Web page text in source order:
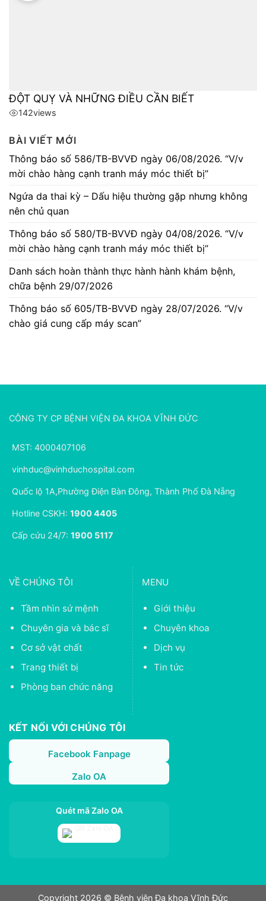
ĐỘT QUỴ VÀ NHỮNG ĐIỀU CẦN BIẾT
142views
BÀI VIẾT MỚI
Thông báo số 586/TB-BVVĐ ngày 06/08/2026. “V/v
mời chào hàng cạnh tranh máy móc thiết bị”
Ngứa da thai kỳ – Dấu hiệu thường gặp nhưng không
nên chủ quan
Thông báo số 580/TB-BVVĐ ngày 04/08/2026. “V/v
mời chào hàng cạnh tranh máy móc thiết bị”
Danh sách hoàn thành thực hành hành khám bệnh,
chữa bệnh 29/07/2026
Thông báo số 605/TB-BVVĐ ngày 28/07/2026. “V/v
chào giá cung cấp máy scan”
CÔNG TY CP BỆNH VIỆN ĐA KHOA VĨNH ĐỨC
MST: 4000407106
vinhduc@vinhduchospital.com
Quốc lộ 1A,Phường Điện Bàn Đông, Thành Phố Đà Nẵng
Hotline CSKH: 1900 4405
Cấp cứu 24/7: 1900 5117
VỀ CHÚNG TÔI
Tầm nhìn sứ mệnh
Chuyên gia và bác sĩ
Cơ sở vật chất
Trang thiết bị
Phòng ban chức năng
MENU
Giới thiệu
Chuyên khoa
Dịch vụ
Tin tức
KẾT NỐI VỚI CHÚNG TÔI
Facebook Fanpage
Zalo OA
Quét mã Zalo OA
Copyright 2026 © Bệnh viện Đa khoa Vĩnh Đức